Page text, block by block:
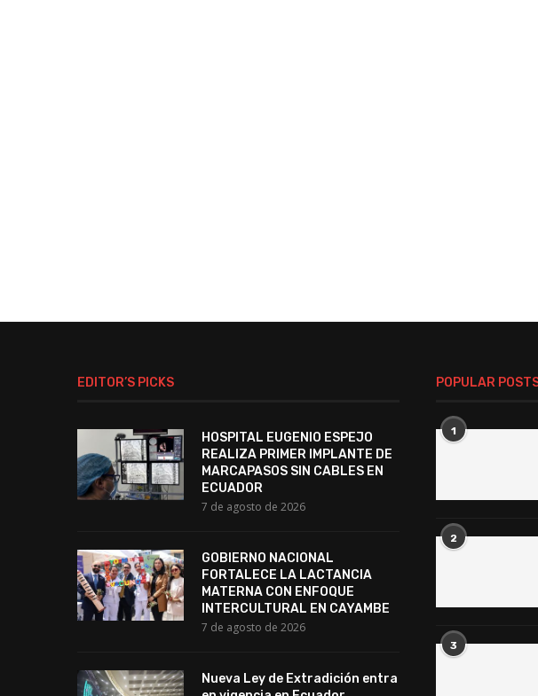
EDITOR’S PICKS
HOSPITAL EUGENIO ESPEJO
REALIZA PRIMER IMPLANTE DE
MARCAPASOS SIN CABLES EN
ECUADOR
7 de agosto de 2026
GOBIERNO NACIONAL
FORTALECE LA LACTANCIA
MATERNA CON ENFOQUE
INTERCULTURAL EN CAYAMBE
7 de agosto de 2026
Nueva Ley de Extradición entra
POPULAR
1
2
3